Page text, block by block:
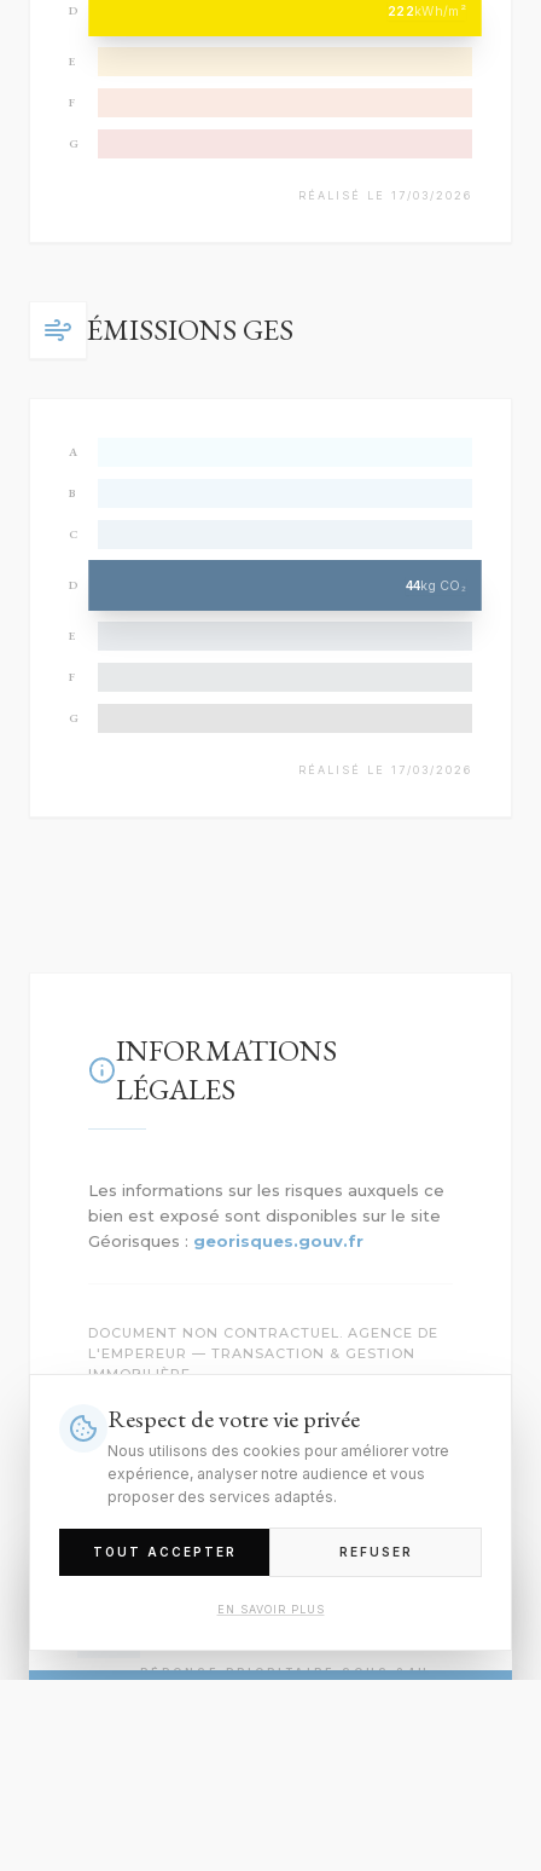
D 222kWh/m²
E
F
G
RÉALISÉ LE 17/03/2026
ÉMISSIONS GES
A
B
C
D 44kg CO₂
E
F
G
RÉALISÉ LE 17/03/2026
INFORMATIONS
LÉGALES
Les informations sur les risques auxquels ce
bien est exposé sont disponibles sur le site
Géorisques : georisques.gouv.fr
DOCUMENT NON CONTRACTUEL. AGENCE DE
L'EMPEREUR — TRANSACTION & GESTION
IMMOBILIÈRE.
Demande
RÉPONSE PRIORITAIRE SOUS 24H
Respect de votre vie privée
Nous utilisons des cookies pour améliorer votre
expérience, analyser notre audience et vous
proposer des services adaptés.
TOUT ACCEPTER REFUSER
EN SAVOIR PLUS